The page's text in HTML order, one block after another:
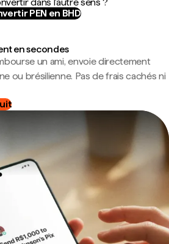
PEN en BHD
en secondes
un ami, envoie directement
ou brésilienne. Pas de frais cachés ni